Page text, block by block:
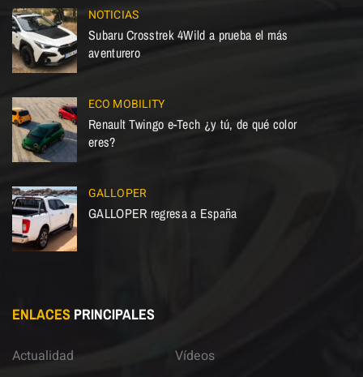
NOTICIAS
Subaru Crosstrek 4Wild a prueba el más
aventurero
ECO MOBILITY
Renault Twingo e-Tech ¿y tú, de qué color
eres?
GALLOPER
GALLOPER regresa a España
ENLACES PRINCIPALES
Actualidad
Vídeos